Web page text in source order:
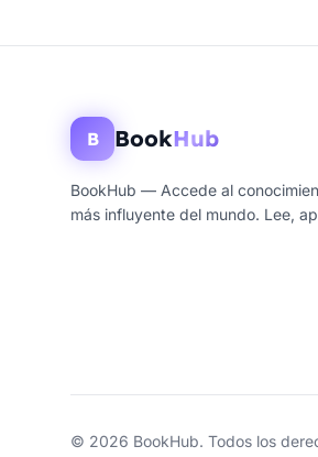
B BookHub
BookHub — Accede al
más influyente del mundo. Lee,
© 2026 BookHub. Todos los